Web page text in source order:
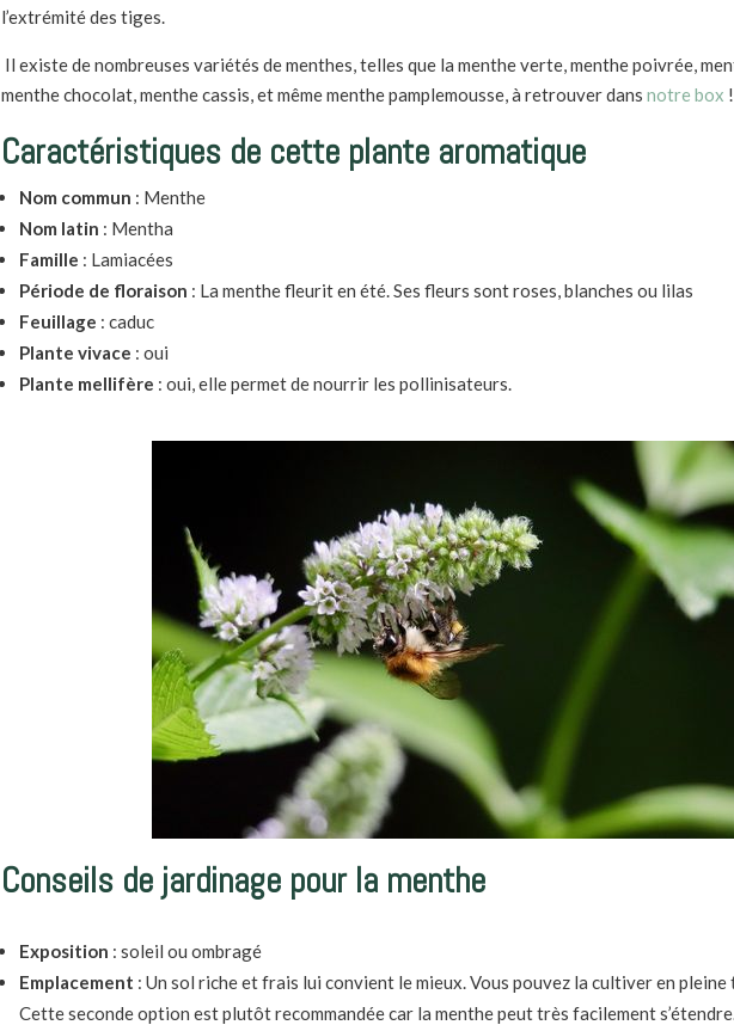
l’extrémité des tiges.
Il existe de nombreuses variétés de menthes, telles que la menthe verte, menthe poivrée,
menthe chocolat, menthe cassis, et même menthe pamplemousse, à retrouver dans notre box !
Caractéristiques de cette plante aromatique
Nom commun : Menthe
Nom latin : Mentha
Famille : Lamiacées
Période de floraison : La menthe fleurit en été. Ses fleurs sont roses, blanches ou lilas
Feuillage : caduc
Plante vivace : oui
Plante mellifère : oui, elle permet de nourrir les pollinisateurs.
Conseils de jardinage pour la menthe
Exposition : soleil ou ombragé
Emplacement : Un sol riche et frais lui convient le mieux. Vous pouvez la cultiver en pleine
Cette seconde option est plutôt recommandée car la menthe peut très facilement